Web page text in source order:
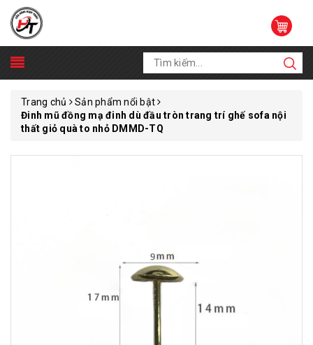
Trang chủ
Sản phẩm nổi bật
Đinh mũ đồng mạ đinh dù đầu tròn trang trí ghế sofa nội
thất giỏ quà to nhỏ DMMD-TQ